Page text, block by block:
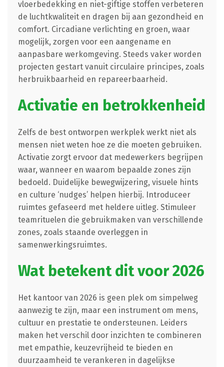
vloerbedekking en niet-giftige stoffen verbeteren
de luchtkwaliteit en dragen bij aan gezondheid en
comfort. Circadiane verlichting en groen, waar
mogelijk, zorgen voor een aangename en
aanpasbare werkomgeving. Steeds vaker worden
projecten gestart vanuit circulaire principes, zoals
herbruikbaarheid en repareerbaarheid.
Activatie en betrokkenheid
Zelfs de best ontworpen werkplek werkt niet als
mensen niet weten hoe ze die moeten gebruiken.
Activatie zorgt ervoor dat medewerkers begrijpen
waar, wanneer en waarom bepaalde zones zijn
bedoeld. Duidelijke bewegwijzering, visuele hints
en culture ‘nudges’ helpen hierbij. Introduceer
ruimtes gefaseerd met heldere uitleg. Stimuleer
teamrituelen die gebruikmaken van verschillende
zones, zoals staande overleggen in
samenwerkingsruimtes.
Wat betekent dit voor 2026
Het kantoor van 2026 is geen plek om simpelweg
aanwezig te zijn, maar een instrument om mens,
cultuur en prestatie te ondersteunen. Leiders
maken het verschil door inzichten te combineren
met empathie, keuzevrijheid te bieden en
duurzaamheid te verankeren in dagelijkse